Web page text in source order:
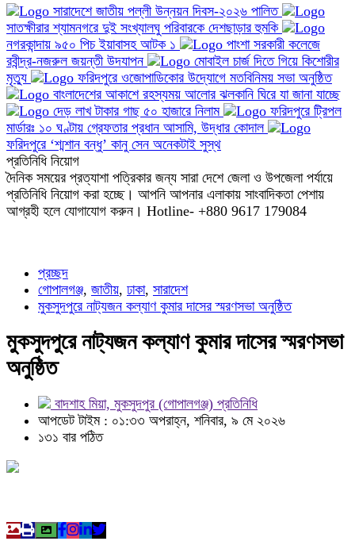
সারাদেশে জাতীয় পল্লী উন্নয়ন দিবস-২০২৬ পালিত
সাতক্ষীরার শ্যামনগরে দুই সংখ্যালঘু পরিবারকে দেশছাড়ার হুমকি
নগরকান্দায় ৯৫০ পিচ ইয়াবাসহ আটক ১
পাংশা সরকারী কলেজে
রবীন্দ্র-নজরুল জয়ন্তী উদযাপন
মোবাইল চার্জ দিতে গিয়ে কিশোরীর
মৃত্যু
ফরিদপুরে ওজোপাডিকোর উদ্যোগে মতবিনিময় সভা অনুষ্ঠিত
বাংলাদেশের আকাশে রহস্যময় আলোর ঝলকানি ঘিরে যা জানা যাচ্ছে
দেড় লাখ টাকার গাছ ৫০ হাজারে নিলাম
ফরিদপুরে ট্রিপল
মার্ডারঃ ১০ ঘণ্টায় গ্রেফতার প্রধান আসামি, উদ্ধার কোদাল
ফরিদপুরে ‘শ্মশান বন্ধু’ কানু সেন অনেকটাই সুস্থ
প্রতিনিধি নিয়োগ
দৈনিক সময়ের প্রত্যাশা পত্রিকার জন্য সারা দেশে জেলা ও উপজেলা পর্যায়ে
প্রতিনিধি নিয়োগ করা হচ্ছে। আপনি আপনার এলাকায় সাংবাদিকতা পেশায়
আগ্রহী হলে যোগাযোগ করুন। Hotline- +880 9617 179084
প্রচ্ছদ
গোপালগঞ্জ, জাতীয়, ঢাকা, সারাদেশ
মুকসুদপুরে নাট্যজন কল্যাণ কুমার দাসের স্মরণসভা অনুষ্ঠিত
মুকসুদপুরে নাট্যজন কল্যাণ কুমার দাসের স্মরণসভা
অনুষ্ঠিত
বাদশাহ মিয়া, মুকসুদপুর (গোপালগঞ্জ) প্রতিনিধি
আপডেট টাইম : ০১:৩৩ অপরাহ্ন, শনিবার, ৯ মে ২০২৬
১৩১ বার পঠিত